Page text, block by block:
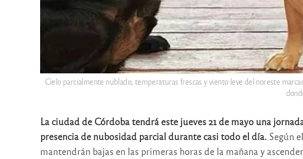
Cielo parcialmente nublado, temperaturas frescas y viento leve del noreste
La ciudad de Córdobatendrá este jueves 21 de mayo una
presencia de nubosidad parcial durante casi todo el día. Según
mantendrán bajas en las primeras horas de la mañana y